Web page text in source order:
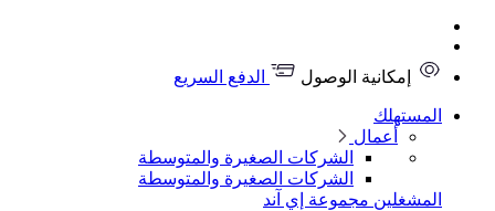
إمكانية الوصول الدفع السريع
أعمال
الشركات الصغيرة والمتوسطة
الشركات الصغيرة والمتوسطة
مجموعة إي آند